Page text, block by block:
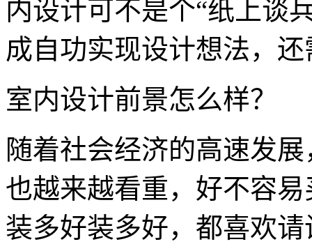
内设计可不是个“纸上谈
成自功实现设计想法，
室内设计前景怎么样？
随着社会经济的高速发
也越来越看重，好不容
装多好装多好，都喜欢